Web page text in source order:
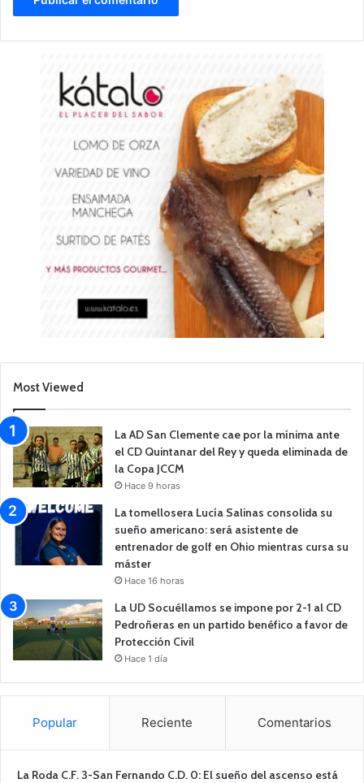
Most Viewed
La AD San Clemente cae por la mínima ante
el CD Quintanar del Rey y queda eliminada de
la Copa JCCM
Hace 9 horas
La tomellosera Lucía Salinas consolida su
sueño americano: será asistente de
entrenador de golf en Ohio mientras cursa su
máster
Hace 16 horas
La UD Socuéllamos se impone por 2-1 al CD
Pedroñeras en un partido benéfico a favor de
Protección Civil
Hace 1 día
Popular Reciente Comentarios
La Roda C.F. 3-San Fernando C.D. 0: El sueño del ascenso está